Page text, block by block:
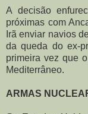
A decisão
próximas com
Irã enviar navios
da queda do ex-
primeira vez que
Mediterrâneo.
ARMAS